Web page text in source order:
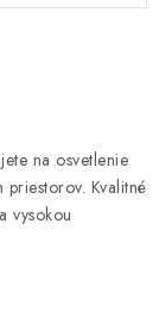
na osvetlenie
Kvalitné
vysokou